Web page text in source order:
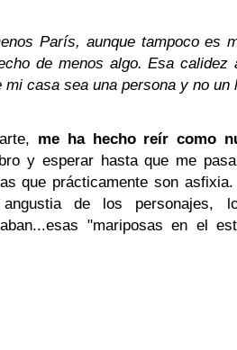
París, aunque tampoco es
de menos algo. Esa calidez
mi casa sea una persona y no un
me ha hecho reír como
y esperar hasta que me
que prácticamente son asfixia.
de los personajes,
...esas "mariposas en el